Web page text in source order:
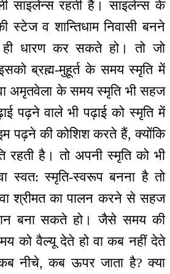
साइलेन्स रहती है। साइलेन्स के
स्टेज व शान्तिधाम निवासी बनने
धारण कर सकते हो। तो जो
ब्रह्म-मुहूर्त के समय स्मृति में
वा अमृतवेला के समय स्मृति भी सहज
पढ़ने वाले भी पढ़ाई को स्मृति में
पढ़ने की कोशिश करते हैं, क्योंकि
है। तो अपनी स्मृति को भी
स्वत: स्मृति-स्वरूप बनना है तो
श्रीमत का पालन करने से सहज
बना सकते हो। जैसे समय की
को वैल्यू देते हो वा कब नहीं देते
नीचे, कब ऊपर जाता है? क्या